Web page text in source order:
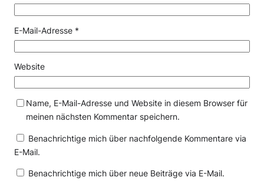
E-Mail-Adresse *
Website
Name, E-Mail-Adresse und Website in diesem Browser für
meinen nächsten Kommentar speichern.
Benachrichtige mich über nachfolgende Kommentare via
E-Mail.
Benachrichtige mich über neue Beiträge via E-Mail.